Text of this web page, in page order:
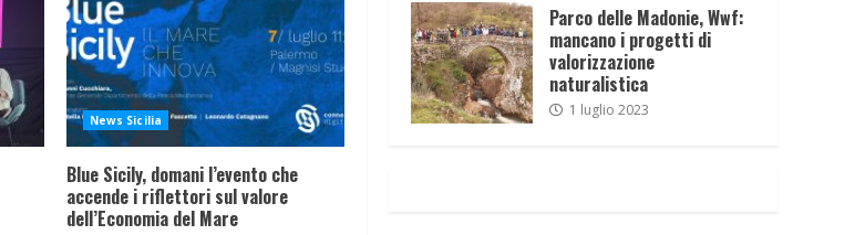
News Sicilia
Blue Sicily, domani l’evento che
accende i riflettori sul valore
dell’Economia del Mare
Parco delle Madonie, Wwf:
mancano i progetti di
valorizzazione
naturalistica
1 luglio 2023